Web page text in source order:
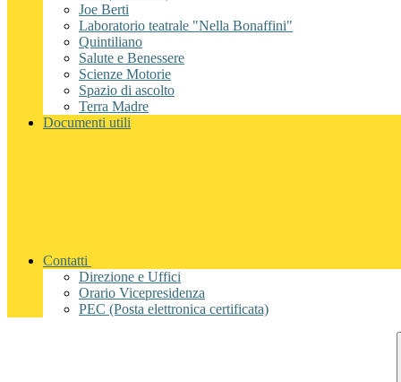
Joe Berti
Laboratorio teatrale "Nella Bonaffini"
Quintiliano
Salute e Benessere
Scienze Motorie
Spazio di ascolto
Terra Madre
Documenti utili
Contatti
Direzione e Uffici
Orario Vicepresidenza
PEC (Posta elettronica certificata)